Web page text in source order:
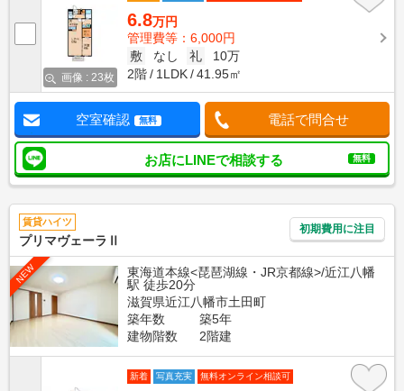
画像 : 23枚
6.8万円
管理費等：6,000円
敷
なし 礼
10万
2階
1LDK 41.95㎡
空室確認 無料 電話で問合せ
お店にLINEで相談する 無料
賃貸ハイツ
プリマヴェーラⅡ
初期費用に注目
NEW
東海道本線<琵琶湖線・JR京都線>/近江八幡
駅 徒歩20分
滋賀県近江八幡市土田町
築年数
築5年
建物階数
2階建
新着 写真充実 無料オンライン相談可